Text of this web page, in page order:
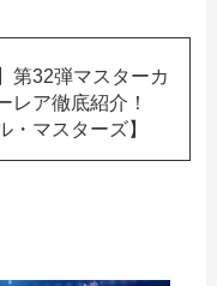
第32弾マスターカ
レア徹底紹介！
・マスターズ】